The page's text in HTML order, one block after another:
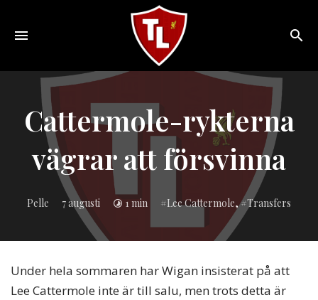
Sveriges
Liverpool
online
magazine!
Cattermole-rykterna
vägrar att försvinna
Pelle 7 augusti 1 min
Inlagd
Lee Cattermole, Transfers
Under hela sommaren har Wigan insisterat på att
Lee Cattermole inte är till salu, men trots detta är